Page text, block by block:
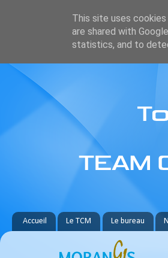
Accueil Le TCM Le bureau
This site uses
are shared with
statistics, and to